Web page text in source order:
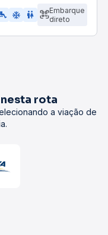
ac_unit WC
Embarque
direto
rota
a viação de